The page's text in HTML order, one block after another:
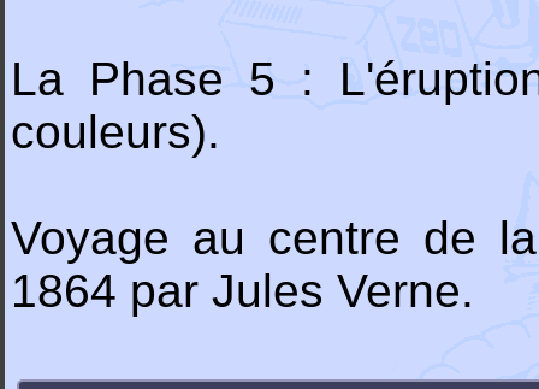
La Phase 5 :
couleurs).
Voyage au centre de
1864 par Jules Verne.